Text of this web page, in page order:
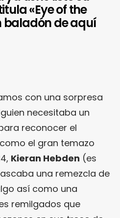
«Eye of the
baladón de aquí
con una sorpresa
necesitaba un
reconocer el
como el gran temazo
Kieran Hebden (es
una remezcla de
así como una
remilgados que